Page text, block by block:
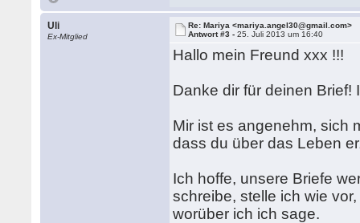
Uli
Ex-Mitglied
Re: Mariya <mariya.angel30@gmail.com>
Antwort #3 -25. Juli 2013 um 16:40
Hallo mein Freund xxx !!!
Danke dir für deinen Brief!
Mir ist es angenehm, sich
dass du über das Leben
Ich hoffe, unsere Briefe
schreibe, stelle ich wie
worüber ich ich sage.